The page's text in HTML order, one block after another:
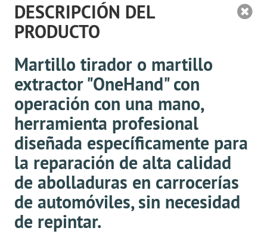
DESCRIPCIÓN DEL
PRODUCTO
Martillo tirador o martillo
extractor "OneHand" con
operación con una mano,
herramienta profesional
diseñada específicamente para
la reparación de alta calidad
de abolladuras en carrocerías
de automóviles, sin necesidad
de repintar.